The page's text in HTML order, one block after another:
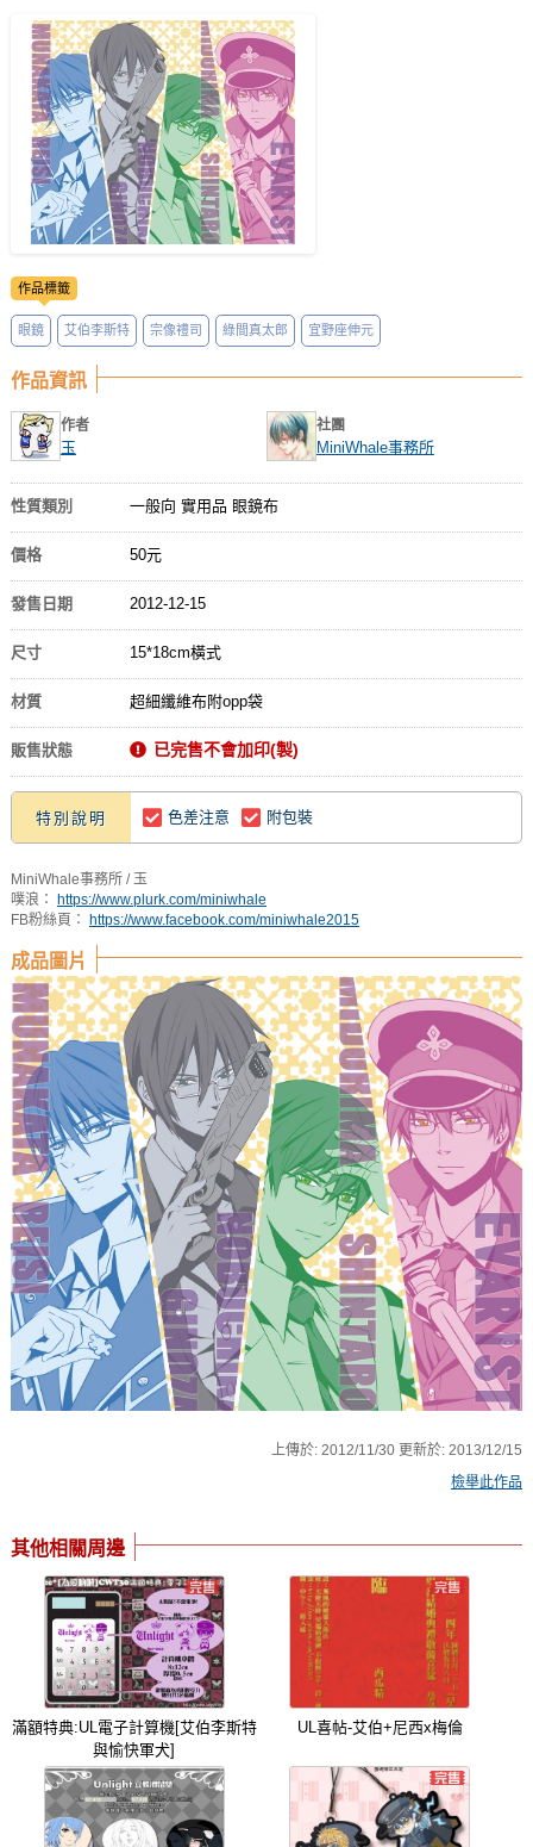
會員中心
註冊會員
登入
作品標籤
眼鏡 艾伯李斯特 宗像禮司 綠間真太郎 宜野座伸元
作品資訊
作者
玉
社團
MiniWhale事務所
性質類別 一般向 實用品 眼鏡布
價格 50元
發售日期 2012-12-15
尺寸 15*18cm橫式
材質 超細纖維布附opp袋
販售狀態 已完售不會加印(製)
特別說明 色差注意 附包裝
MiniWhale事務所 / 玉
噗浪： https://www.plurk.com/miniwhale
FB粉絲頁： https://www.facebook.com/miniwhale2015
成品圖片
上傳於: 2012/11/30 更新於: 2013/12/15
檢舉此作品
其他相關周邊
滿額特典:UL電子計算機[艾伯李斯特
與愉快軍犬]
UL喜帖-艾伯+尼西x梅倫